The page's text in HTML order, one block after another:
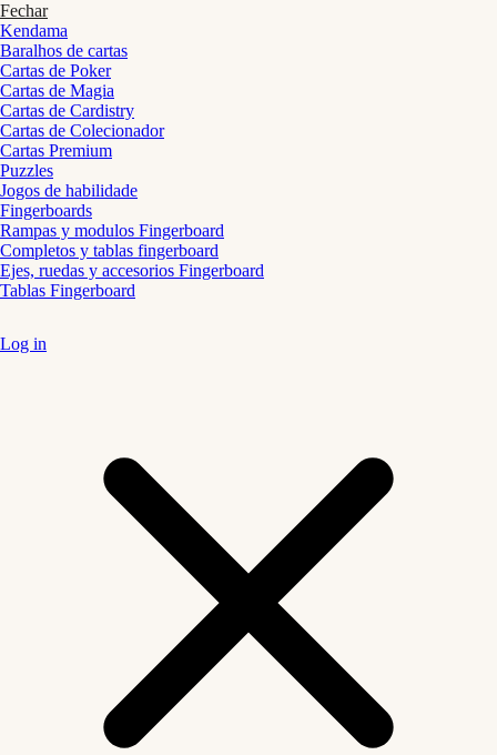
Fechar
Kendama
Baralhos de cartas
Cartas de Poker
Cartas de Magia
Cartas de Cardistry
Cartas de Colecionador
Cartas Premium
Puzzles
Jogos de habilidade
Fingerboards
Rampas y modulos Fingerboard
Completos y tablas fingerboard
Ejes, ruedas y accesorios Fingerboard
Tablas Fingerboard
Log in